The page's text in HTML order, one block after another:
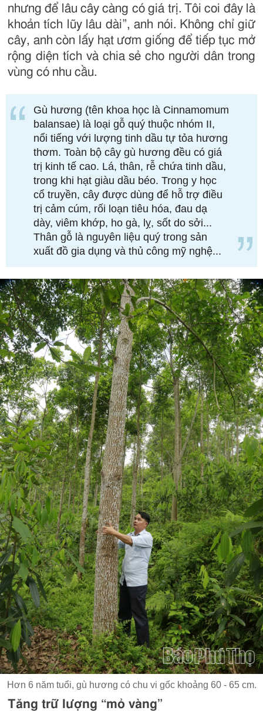
nhưng để lâu cây càng có giá trị. Tôi coi đây là
khoản tích lũy lâu dài”, anh nói. Không chỉ giữ
cây, anh còn lấy hạt ươm giống để tiếp tục mở
rộng diện tích và chia sẻ cho người dân trong
vùng có nhu cầu.
Gù hương (tên khoa học là Cinnamomum
balansae) là loại gỗ quý thuộc nhóm II,
nổi tiếng với lượng tinh dầu tự tỏa hương
thơm. Toàn bộ cây gù hương đều có giá
trị kinh tế cao. Lá, thân, rễ chứa tinh dầu,
trong khi hạt giàu dầu béo. Trong y học
cổ truyền, cây được dùng để hỗ trợ điều
trị cảm cúm, rối loạn tiêu hóa, đau dạ
dày, viêm khớp, ho gà, lỵ, sốt do sởi...
Thân gỗ là nguyên liệu quý trong sản
xuất đồ gia dụng và thủ công mỹ nghệ...
Hơn 6 năm tuổi, gù hương có chu vi gốc khoảng 60 - 65 cm.
Tăng trữ lượng “mỏ vàng”